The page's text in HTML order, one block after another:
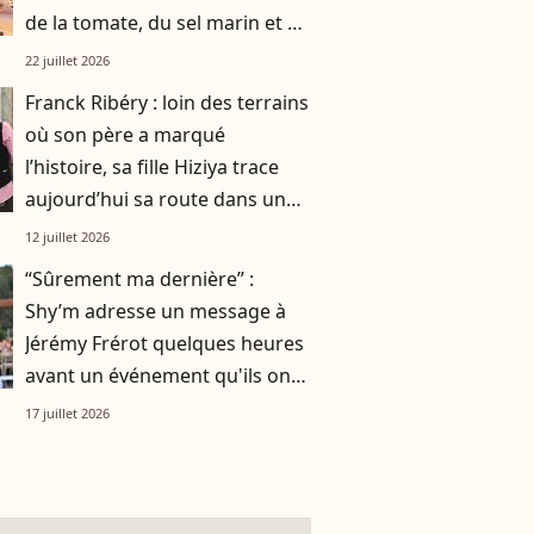
de la tomate, du sel marin et un
smoothie"
22 juillet 2026
Franck Ribéry : loin des terrains
où son père a marqué
l’histoire, sa fille Hiziya trace
aujourd’hui sa route dans un
tout autre univers
12 juillet 2026
“Sûrement ma dernière” :
Shy’m adresse un message à
Jérémy Frérot quelques heures
avant un événement qu'ils ont
vécu ensemble
17 juillet 2026